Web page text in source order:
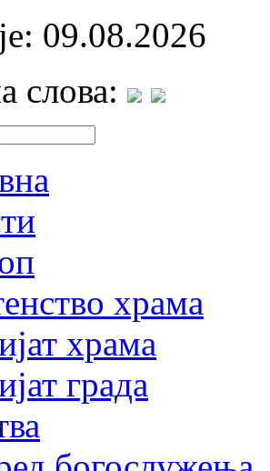
09.08.2026
слова:
храма
храма
града